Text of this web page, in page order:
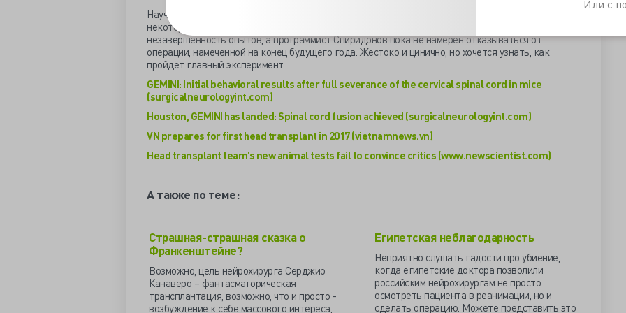
Или с
Научная общественность сторонится критиковать эксперименты коллаборации Канаверо,
некоторые смелые оппозиционеры ссылаются на слабую достоверность и как бы
незавершенность опытов, а программист Спиридонов пока не намерен отказываться от
операции, намеченной на конец будущего года. Жестоко и цинично, но хочется узнать, как
пройдёт главный эксперимент.
GEMINI: Initial behavioral results after full severance of the cervical spinal cord in mice
(surgicalneurologyint.com)
Houston, GEMINI has landed: Spinal cord fusion achieved (surgicalneurologyint.com)
VN prepares for first head transplant in 2017 (vietnamnews.vn)
Head transplant team’s new animal tests fail to convince critics (www.newscientist.com)
А также по теме:
Страшная-страшная сказка о
Франкенштейне?
Возможно, цель нейрохирурга Серджио
Канаверо – фантасмагорическая
трансплантация, возможно, что и просто -
возбуждение к себе массового интереса,
Египетская неблагодарность
Неприятно слушать гадости про убиение,
когда египетские доктора позволили
российским нейрохирургам не просто
осмотреть пациента в реанимации, но и
сделать операцию. Можете представить это